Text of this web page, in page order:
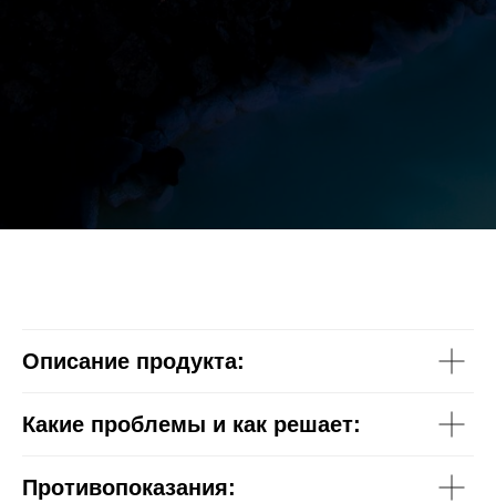
Описание продукта:
Какие проблемы и как решает:
Противопоказания: